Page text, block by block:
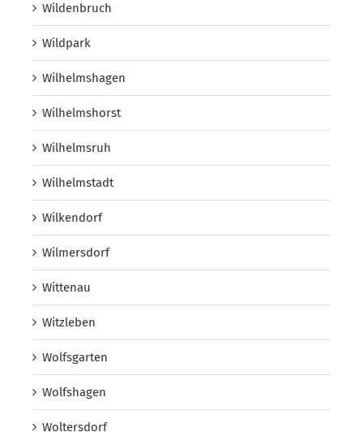
Wildenbruch
Wildpark
Wilhelmshagen
Wilhelmshorst
Wilhelmsruh
Wilhelmstadt
Wilkendorf
Wilmersdorf
Wittenau
Witzleben
Wolfsgarten
Wolfshagen
Woltersdorf